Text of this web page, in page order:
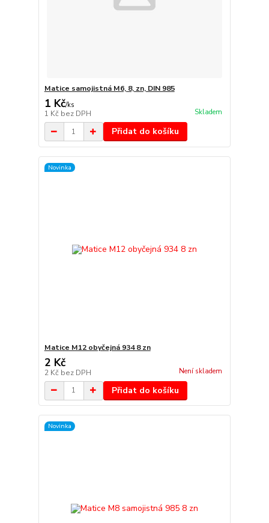
Matice samojistná M6, 8, zn, DIN 985
1 Kč/ks
1 Kč bez DPH Skladem
Přidat do košíku
Novinka
Matice M12 obyčejná 934 8 zn
2 Kč
2 Kč bez DPH Není skladem
Přidat do košíku
Novinka